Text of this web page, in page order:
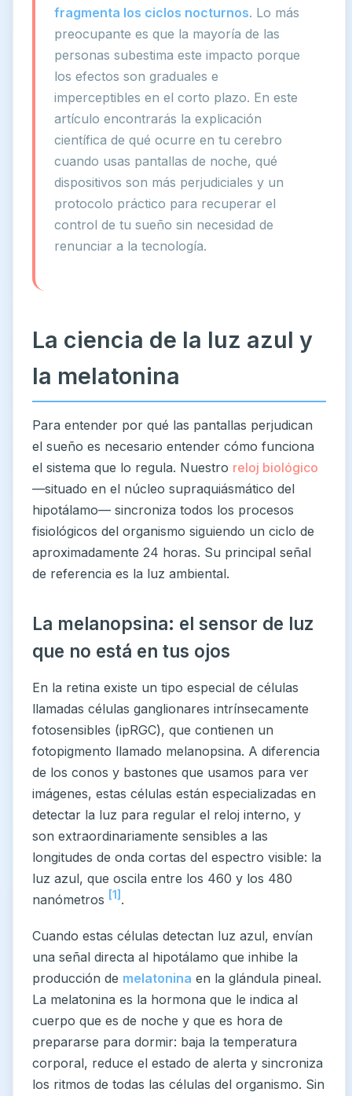
fragmenta los ciclos nocturnos. Lo más
preocupante es que la mayoría de las
personas subestima este impacto porque
los efectos son graduales e
imperceptibles en el corto plazo. En este
artículo encontrarás la explicación
científica de qué ocurre en tu cerebro
cuando usas pantallas de noche, qué
dispositivos son más perjudiciales y un
protocolo práctico para recuperar el
control de tu sueño sin necesidad de
renunciar a la tecnología.
La ciencia de la luz azul y
la melatonina
Para entender por qué las pantallas perjudican
el sueño es necesario entender cómo funciona
el sistema que lo regula. Nuestro reloj biológico
—situado en el núcleo supraquiásmático del
hipotálamo— sincroniza todos los procesos
fisiológicos del organismo siguiendo un ciclo de
aproximadamente 24 horas. Su principal señal
de referencia es la luz ambiental.
La melanopsina: el sensor de luz
que no está en tus ojos
En la retina existe un tipo especial de células
llamadas células ganglionares intrínsecamente
fotosensibles (ipRGC), que contienen un
fotopigmento llamado melanopsina. A diferencia
de los conos y bastones que usamos para ver
imágenes, estas células están especializadas en
detectar la luz para regular el reloj interno, y
son extraordinariamente sensibles a las
longitudes de onda cortas del espectro visible: la
luz azul, que oscila entre los 460 y los 480
nanómetros [1] .
Cuando estas células detectan luz azul, envían
una señal directa al hipotálamo que inhibe la
producción de melatonina en la glándula pineal.
La melatonina es la hormona que le indica al
cuerpo que es de noche y que es hora de
prepararse para dormir: baja la temperatura
corporal, reduce el estado de alerta y sincroniza
los ritmos de todas las células del organismo. Sin